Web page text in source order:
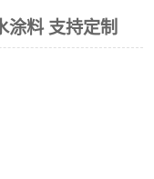
涂料 支持定制